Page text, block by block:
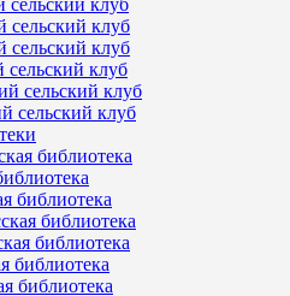
сельский клуб
сельский клуб
сельский клуб
сельский клуб
сельский клуб
сельский клуб
библиотека
библиотека
библиотека
библиотека
библиотека
библиотека